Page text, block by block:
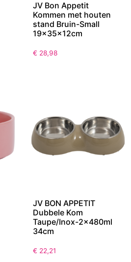
JV Bon Appetit
Kommen met houten
stand Bruin-Small
19x35x12cm
€ 28,98
JV BON APPETIT
Dubbele Kom
Taupe/Inox-2x480ml
34cm
€ 22,21